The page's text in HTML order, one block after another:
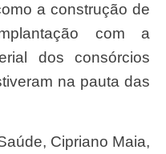
a construção de
com a
dos consórcios
na pauta das